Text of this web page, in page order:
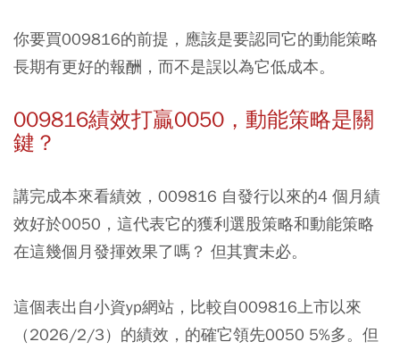
你要買009816的前提，應該是要認同它的動能策略
長期有更好的報酬，而不是誤以為它低成本。
009816績效打贏0050，動能策略是關
鍵？
講完成本來看績效，009816 自發行以來的4 個月績
效好於0050，這代表它的獲利選股策略和動能策略
在這幾個月發揮效果了嗎？ 但其實未必。
這個表出自小資yp網站，比較自009816上市以來
（2026/2/3）的績效，的確它領先0050 5%多。但